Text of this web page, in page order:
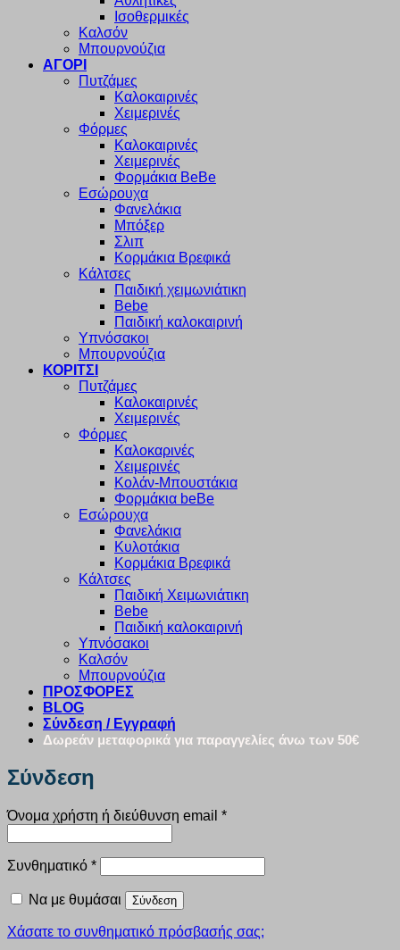
Ισοθερμικές
Καλσόν
Μπουρνούζια
ΑΓΟΡΙ
Πυτζάμες
Καλοκαιρινές
Χειμερινές
Φόρμες
Καλοκαιρινές
Χειμερινές
Φορμάκια BeBe
Εσώρουχα
Φανελάκια
Μπόξερ
Σλιπ
Κορμάκια Βρεφικά
Κάλτσες
Παιδική χειμωνιάτικη
Bebe
Παιδική καλοκαιρινή
Υπνόσακοι
Μπουρνούζια
ΚΟΡΙΤΣΙ
Πυτζάμες
Καλοκαιρινές
Χειμερινές
Φόρμες
Καλοκαρινές
Χειμερινές
Κολάν-Μπουστάκια
Φορμάκια beBe
Εσώρουχα
Φανελάκια
Κυλοτάκια
Κορμάκια Βρεφικά
Κάλτσες
Παιδική Χειμωνιάτικη
Bebe
Παιδική καλοκαιρινή
Υπνόσακοι
Καλσόν
Μπουρνούζια
ΠΡΟΣΦΟΡΕΣ
BLOG
Σύνδεση / Εγγραφή
Δωρεάν μεταφορικά για παραγγελίες άνω των 50€
Σύνδεση
Όνομα χρήστη ή διεύθυνση email *Απαιτείται
Συνθηματικό *Απαιτείται
Να με θυμάσαι Σύνδεση
Χάσατε το συνθηματικό πρόσβασής σας;